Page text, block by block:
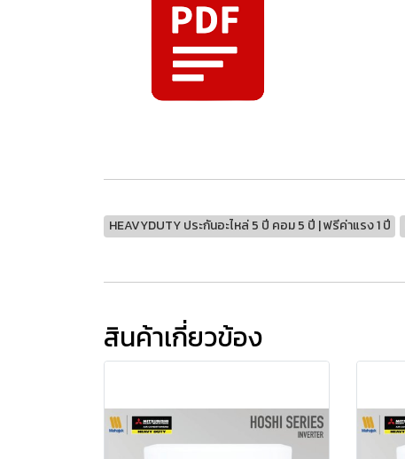
HEAVYDUTY ประกันอะไหล่ 5 ปี คอม 5 ปี | ฟรีค่าแรง 1 ปี
สินค้าเกี่ยวข้อง